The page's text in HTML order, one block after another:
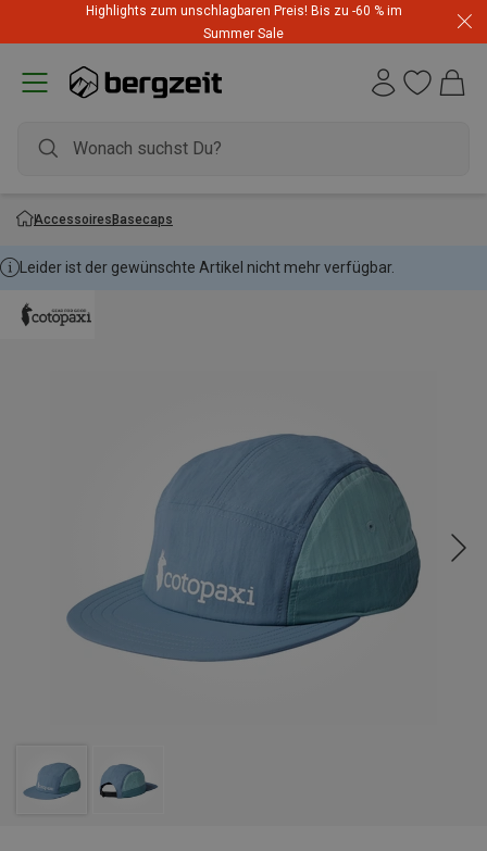
Highlights zum unschlagbaren Preis! Bis zu -60 % im
Summer Sale
AccessoiresBasecaps
Leider ist der gewünschte Artikel nicht mehr verfügbar.